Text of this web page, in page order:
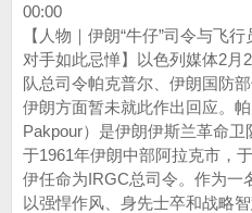
00:00
【人物｜伊朗“牛仔”司令与飞
对手如此忌惮】以色列媒体2月
队总司令帕克普尔、伊朗国防
伊朗方面暂未就此作出回应。
Pakpour）是伊朗伊斯兰革命
于1961年伊朗中部阿拉克市，
伊任命为IRGC总司令。作为一
以强悍作风、身先士卒和战略